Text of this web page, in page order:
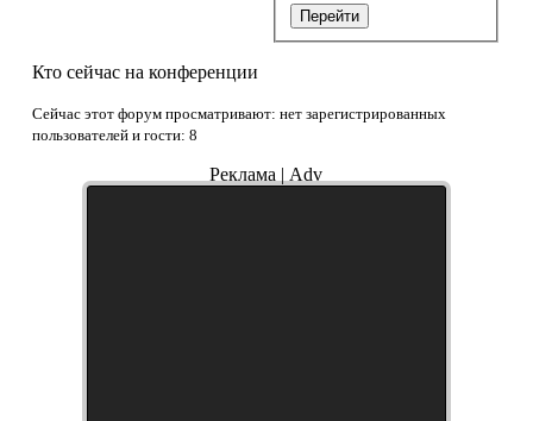
Перейти
Кто сейчас на конференции
Сейчас этот форум просматривают: нет зарегистрированных
пользователей и гости: 8
Реклама | Adv